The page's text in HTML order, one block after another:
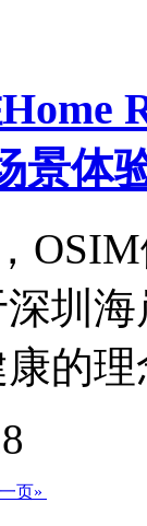
景体
圳
的
页»